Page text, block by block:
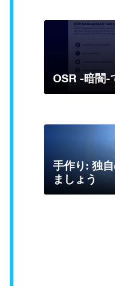
OSR -暗闇
手作り: 独
ましょう